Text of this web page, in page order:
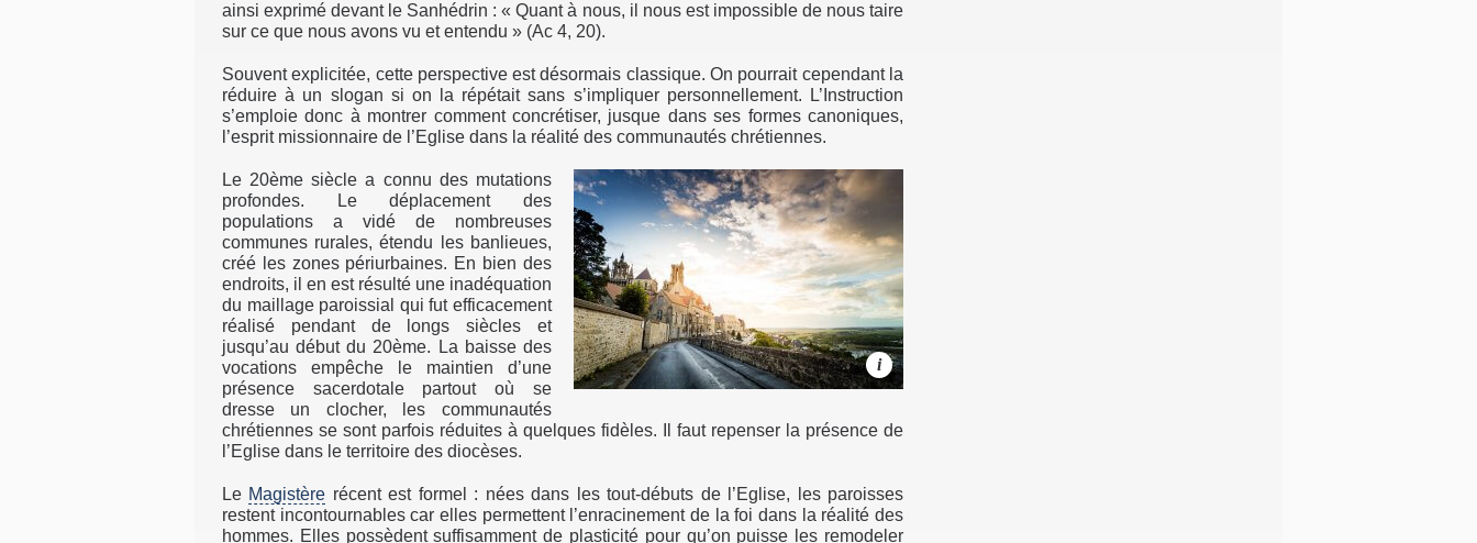
ainsi exprimé devant le Sanhédrin : « Quant à nous, il nous est impossible de nous taire
sur ce que nous avons vu et entendu » (Ac 4, 20).
Souvent explicitée, cette perspective est désormais classique. On pourrait cependant la
réduire à un slogan si on la répétait sans s’impliquer personnellement. L’Instruction
s’emploie donc à montrer comment concrétiser, jusque dans ses formes canoniques,
l’esprit missionnaire de l’Eglise dans la réalité des communautés chrétiennes.
i
Le 20ème siècle a connu des mutations
profondes. Le déplacement des
populations a vidé de nombreuses
communes rurales, étendu les banlieues,
créé les zones périurbaines. En bien des
endroits, il en est résulté une inadéquation
du maillage paroissial qui fut efficacement
réalisé pendant de longs siècles et
jusqu’au début du 20ème. La baisse des
vocations empêche le maintien d’une
présence sacerdotale partout où se
dresse un clocher, les communautés
chrétiennes se sont parfois réduites à quelques fidèles. Il faut repenser la présence de
l’Eglise dans le territoire des diocèses.
Le Magistère récent est formel : nées dans les tout-débuts de l’Eglise, les paroisses
restent incontournables car elles permettent l’enracinement de la foi dans la réalité des
hommes. Elles possèdent suffisamment de plasticité pour qu’on puisse les remodeler